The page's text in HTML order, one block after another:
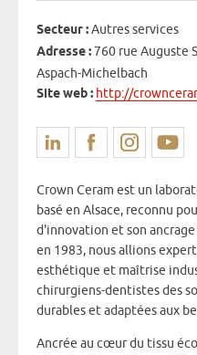
Secteur :Autres services
Adresse :760 rue Auguste
Aspach-Michelbach
Site web : http://
Crown Ceram est un
basé en Alsace, reconnu
d'innovation et son
en 1983, nous allions
esthétique et maîtrise
chirurgiens-dentistes des
durables et adaptées aux
Ancrée au cœur du tissu